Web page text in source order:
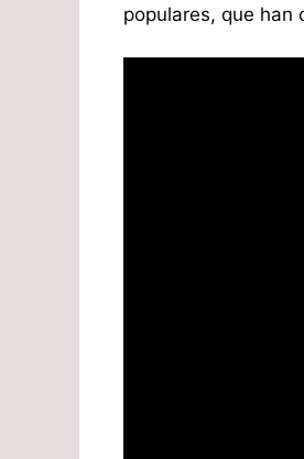
populares, que han